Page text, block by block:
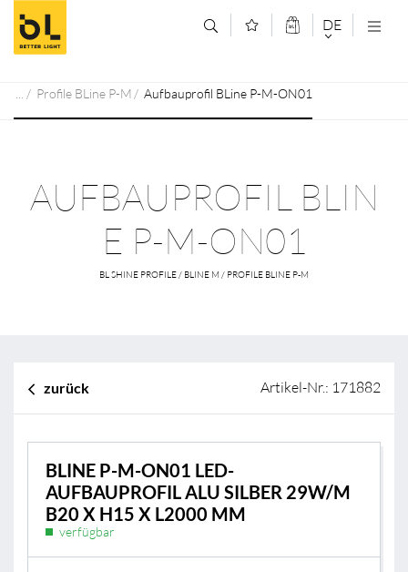
Zum Inhalt springen (Alt+0)
Zum Hauptmenü springen (Alt+1) DE
DEUTSCH
Profile BLine P-M Aufbauprofil BLine P-M-ON01
AUFBAUPROFIL BLIN
E P-M-ON01
BL SHINE PROFILE / BLINE M / PROFILE BLINE P-M
zurück Artikel-Nr.: 171882
BLINE P-M-ON01 LED-
AUFBAUPROFIL ALU SILBER 29W/M
B20 X H15 X L2000 MM
verfügbar